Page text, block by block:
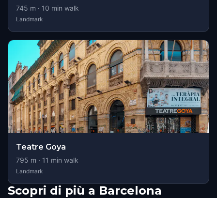
745 m · 10 min walk
Landmark
Teatre Goya
795 m · 11 min walk
Landmark
Scopri di più a Barcelona